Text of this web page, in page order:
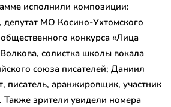
исполнили композиции:
депутат МО Косино-Ухтомского
конкурса «Лица
солистка школы вокала
союза писателей; Даниил
писатель, аранжировщик, участник
зрители увидели номера